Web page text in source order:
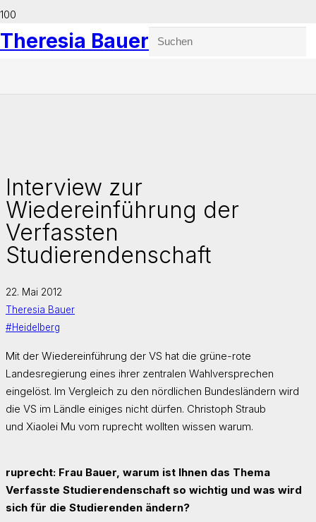
Theresia Bauer
Interview zur
Wiedereinführung der
Verfassten
Studierendenschaft
22. Mai 2012
Theresia Bauer
#Heidelberg
Mit der Wiedereinführung der VS hat die grüne-rote
Landesregierung eines ihrer zentralen Wahlversprechen
eingelöst. Im Vergleich zu den nördlichen Bundesländern wird
die VS im Ländle einiges nicht dürfen. Christoph Straub
und Xiaolei Mu vom ruprecht wollten wissen warum.
ruprecht: Frau Bauer, warum ist Ihnen das Thema
Verfasste Studierendenschaft so wichtig und was wird
sich für die Studierenden ändern?